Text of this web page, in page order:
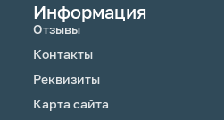
Информация
Отзывы
Контакты
Реквизиты
Карта сайта